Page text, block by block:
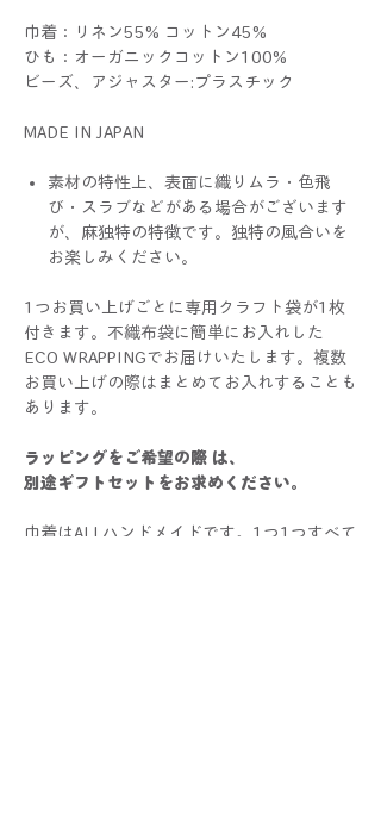
巾着：リネン55% コットン45%
ひも：オーガニックコットン100%
ビーズ、アジャスター:プラスチック
MADE IN JAPAN
素材の特性上、表面に織りムラ・色飛
び・スラブなどがある場合がございます
が、麻独特の特徴です。独特の風合いを
お楽しみください。
1つお買い上げごとに専用クラフト袋が1枚
付きます。不織布袋に簡単にお入れした
ECO WRAPPINGでお届けいたします。複数
お買い上げの際はまとめてお入れすることも
あります。
ラッピングをご希望の際 は、
別途ギフトセットをお求めください。
巾着はALLハンドメイドです。1つ1つすべて